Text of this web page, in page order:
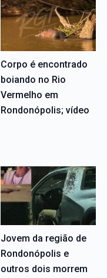
Corpo é encontrado
boiando no Rio
Vermelho em
Rondonópolis; vídeo
Jovem da região de
Rondonópolis e
outros dois morrem